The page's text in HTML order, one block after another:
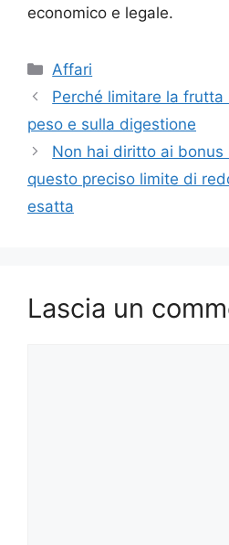
economico e legale.
Categorie
Affari
Perché limitare la
peso e sulla digestione
Non hai diritto ai bonus
questo preciso limite di
esatta
Lascia un